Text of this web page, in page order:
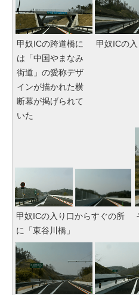
甲奴ICの跨道橋に
は「中国やまなみ
街道」の愛称デザ
インが描かれた横
断幕が掲げられて
いた
甲奴ICの
甲奴ICの入り口からすぐの所
に「東谷川橋」